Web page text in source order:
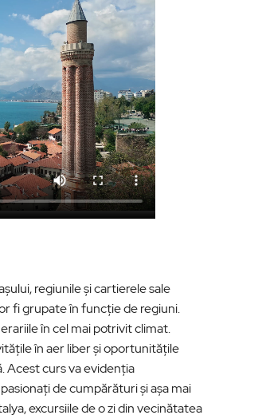
regiunile și cartierele sale
fi grupate în funcție de regiuni.
în cel mai potrivit climat.
în aer liber și oportunitățile
Acest curs va evidenția
de cumpărături și așa mai
excursiile de o zi din vecinătatea